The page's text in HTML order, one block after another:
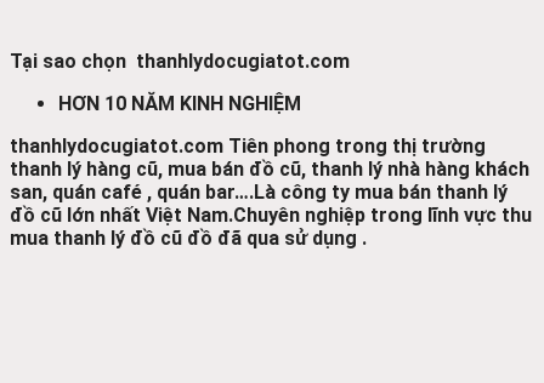
Tại sao chọn thanhlydocugiatot.com
HƠN 10 NĂM KINH NGHIỆM
thanhlydocugiatot.com Tiên phong trong thị trường
thanh lý hàng cũ, mua bán đồ cũ, thanh lý nhà hàng khách
san, quán café , quán bar….Là công ty mua bán thanh lý
đồ cũ lớn nhất Việt Nam.Chuyên nghiệp trong lĩnh vực thu
mua thanh lý đồ cũ đồ đã qua sử dụng .